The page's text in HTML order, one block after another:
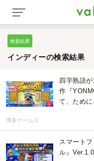
検索結果
インディーの検索結果
四字熟語
作『
て、ため
博多ゲームズ
スマート
ル』